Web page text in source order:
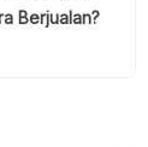
Berjualan?